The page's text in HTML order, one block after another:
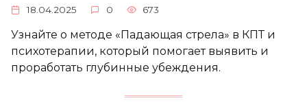
18.04.2025 0 673
Узнайте о методе «Падающая стрела» в КПТ и
психотерапии, который помогает выявить и
проработать глубинные убеждения.